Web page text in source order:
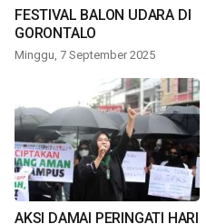
FESTIVAL BALON UDARA DI
GORONTALO
Minggu, 7 September 2025
AKSI DAMAI PERINGATI HARI